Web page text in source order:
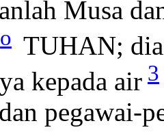
Musa
o TUHAN;
kepada air 3
pegawai-